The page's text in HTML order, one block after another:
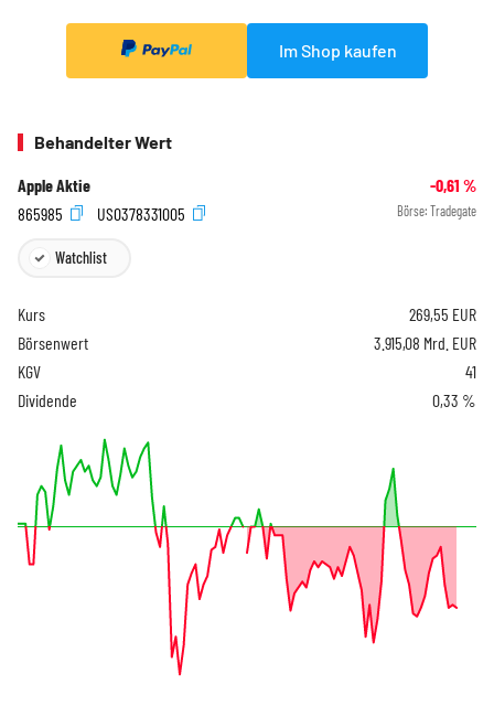
Im Shop kaufen
Behandelter Wert
Apple Aktie -0,61 %
865985
US0378331005 Börse: Tradegate
Watchlist
Kurs 269,55 EUR
Börsenwert
3.915,08 Mrd. EUR
KGV
41
Dividende
0,33 %